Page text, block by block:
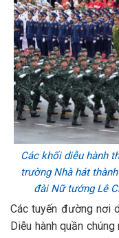
Các khối diễu hành
trường Nhà hát
đài Nữ tướng Lê
Các tuyến đường nơi
Diễu hành quần